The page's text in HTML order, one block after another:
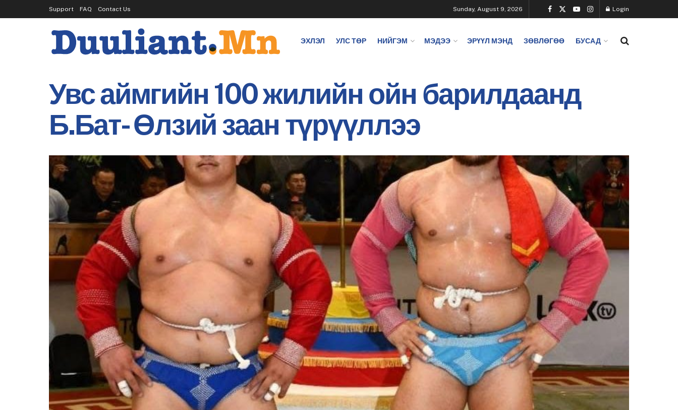
Support FAQ Contact Us Sunday, August 9, 2026 Login
ЭХЛЭЛ УЛС ТӨР НИЙГЭМ МЭДЭЭ ЭРҮҮЛ МЭНД ЗӨВЛӨГӨӨ БУСАД
Увс аймгийн 100 жилийн ойн барилдаанд
Б.Бат- Өлзий заан түрүүллээ